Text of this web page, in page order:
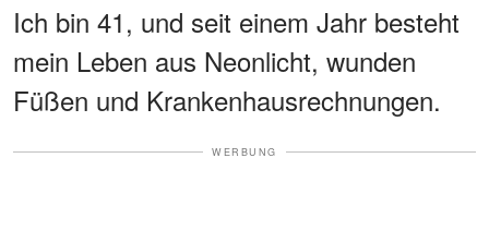
Ich bin 41, und seit einem Jahr besteht
mein Leben aus Neonlicht, wunden
Füßen und Krankenhausrechnungen.
WERBUNG